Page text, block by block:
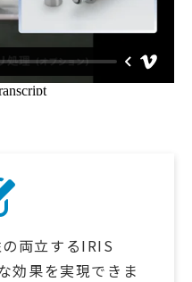
両立するIRIS
効果を実現できま